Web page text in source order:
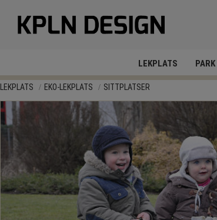
LEKPLATS
LEKPLATS EKO-LEKPLATS SITTPLATSER